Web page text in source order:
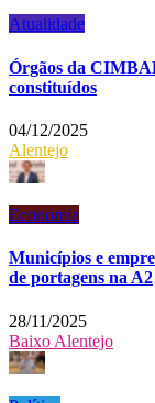
Atualidade
Órgãos da
constituídos
04/12/2025
Alentejo
Economia
Municípios e
de portagens na A2
28/11/2025
Baixo Alentejo